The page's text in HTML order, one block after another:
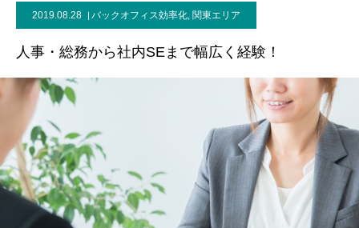
2019.08.28 バックオフィス効率化, 関東エリア
人事・総務から社内SEまで幅広く経験！
お問い合わせ